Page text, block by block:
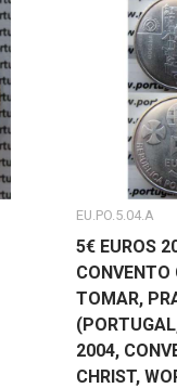
EU.PO.5.04.A
5€ EUROS
CONVENTO
TOMAR,
2004,
CHRIST,